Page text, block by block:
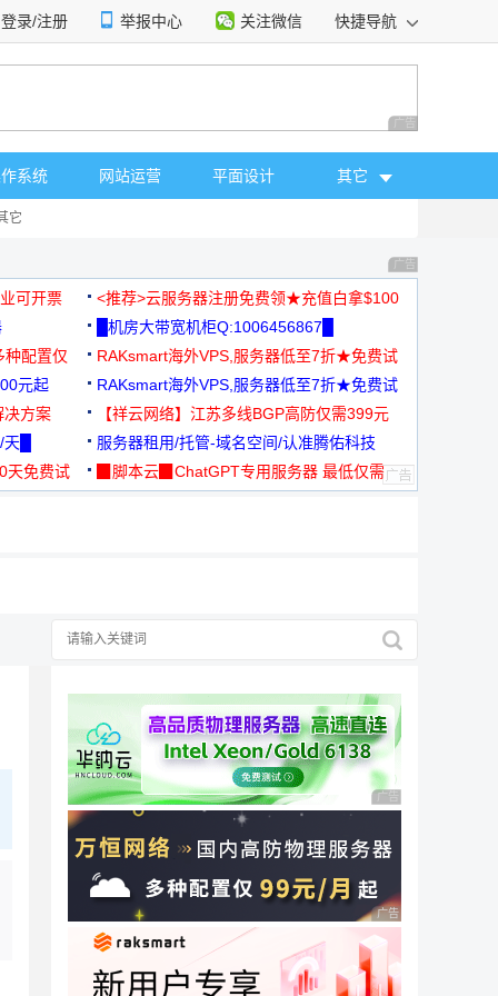
登录/注册 举报中心 关注微信 快捷导航
广告 商业广告，理
系统 网站运营 平面设计 其它
它
广告 商业广告，理
可开票
<推荐>云服务器注册免费领★充值白拿$100
█机房大带宽机柜Q:1006456867█
种配置仅
RAKsmart海外VPS,服务器低至7折★免费试
用★
元起
RAKsmart海外VPS,服务器低至7折★免费试
用★
决方案
【祥云网络】江苏多线BGP高防仅需399元
█
服务器租用/托管-域名空间/认准腾佑科技
免费试
▉脚本云▉ChatGPT专用服务器 最低仅需
广告 商业广告，理性
广告 商业广告，理性